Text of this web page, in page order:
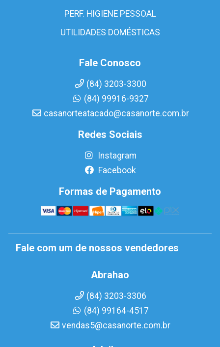
PERF. HIGIENE PESSOAL
UTILIDADES DOMÉSTICAS
Fale Conosco
(84) 3203-3300
(84) 99916-9327
casanorteatacado@casanorte.com.br
Redes Sociais
Instagram
Facebook
Formas de Pagamento
Fale com um de nossos vendedores
Abrahao
(84) 3203-3306
(84) 99164-4517
vendas5@casanorte.com.br